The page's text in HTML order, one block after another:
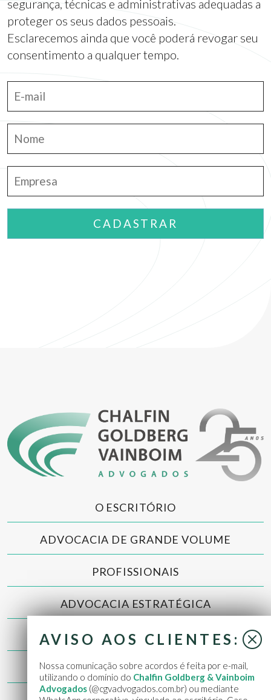
segurança, técnicas e administrativas adequadas a
proteger os seus dados pessoais.
Esclarecemos ainda que você poderá revogar seu
consentimento a qualquer tempo.
O ESCRITÓRIO
ADVOCACIA DE GRANDE VOLUME
PROFISSIONAIS
ADVOCACIA ESTRATÉGICA
NOTÍCIAS
CONTATO
AVISO AOS CLIENTES:
Nossa comunicação sobre acordos é feita por e-mail,
utilizando o domínio do Chalfin Goldberg & Vainboim
Advogados(@cgvadvogados.com.br) ou mediante